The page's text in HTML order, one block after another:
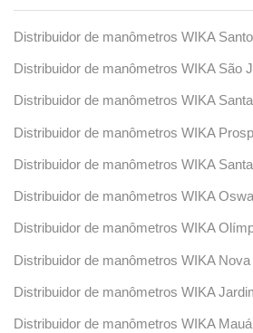
Distribuidor de manômetros WIKA
Distribuidor de manômetros WIKA São
Distribuidor de manômetros WIKA
Distribuidor de manômetros WIKA
Distribuidor de manômetros WIKA
Distribuidor de manômetros WIKA
Distribuidor de manômetros WIKA
Distribuidor de manômetros WIKA
Distribuidor de manômetros WIKA
Distribuidor de manômetros WIKA Mauá